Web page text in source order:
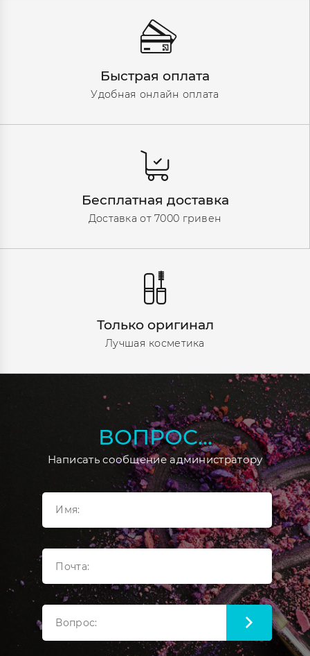
Быстрая оплата
Удобная онлайн оплата
Бесплатная доставка
Доставка от 7000 гривен
Только оригинал
Лучшая косметика
ВОПРОС...
Написать сообщение администратору